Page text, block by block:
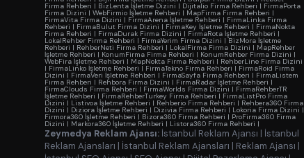
Firma Rehberi | BizLenta İşletme Dizini | Dijitalio Firma Rehberi | FirmaPorta
Firma Dizini | WebFirmio İşletme Rehberi | MapFirma Firma Rehberi |
FirmaVita Firma Dizini | FirmaArena İşletme Rehberi | FirmaLinka Firma
Rehberi | FirmaBulut Firma Dizini | FirmaKey İşletme Rehberi | FirmaNokta
Firma Rehberi | FirmaDurak Firma Dizini | FirmaRota İşletme Rehberi |
LokalRehber Firma Rehberi | FirmaYerim Firma Dizini |BizMora İşletme
Rehberi | RehberNeti Firma Rehberi | LokalFirma Firma Dizini | MapRehber
İşletme Rehberi | KonumFirma Firma Rehberi | KonumRehber Firma Dizini |
WebFira İşletme Rehberi | MapNokta Firma Rehberi | RehberLine Firma Dizini
| FirmaLinko İşletme Rehberi | FirmaTekno Firma Rehberi | FirmaRoid Firma
Dizini | FirmaVeri İşletme Rehberi | FirmaSayfa Firma Rehberi | FirmaListem
Firma Rehberi | Rehbora Firma Dizini | FirmaRadar İşletme Rehberi |
FirmaClouds Firma Rehberi | FirmaWorlds Firma Dizini | FirmaRehberTR
İşletme Rehberi | FirmaRehberTurkey Firma Rehberi | FirmaListPro Firma
Dizini | Listivoa İşletme Rehberi | Rehberio Firma Rehberi | Rehbera360 Firma
Dizini | Diziora İşletme Rehberi | Dizivia Firma Rehberi | Lokoria Firma Dizini |
Firmora360 İşletme Rehberi | Bizora360 Firma Rehberi | ProFirma360 Firma
Dizini | Markora360 İşletme Rehberi | Listora360 Firma Rehberi |
Zeymedya Reklam Ajansı: İstanbul Reklam Ajansı | İstanbul
Reklam Ajansları | İstanbul Reklam Ajansları | Reklam Ajansı |